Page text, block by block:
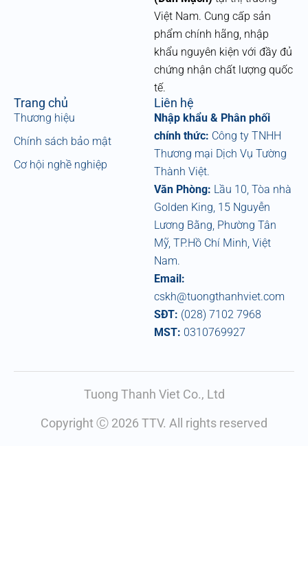
Việt Nam. Cung cấp sản
phẩm chính hãng, nhập
khẩu nguyên kiện với đầy đủ
chứng nhận chất lượng quốc
tế.
Trang chủ
Thương hiệu
Chính sách bảo mật
Cơ hội nghề nghiệp
Liên hệ
Nhập khẩu & Phân phối
chính thức: Công ty TNHH
Thương mại Dịch Vụ Tường
Thành Việt.
Văn Phòng: Lầu 10, Tòa nhà
Golden King, 15 Nguyễn
Lương Bằng, Phường Tân
Mỹ, TP.Hồ Chí Minh, Việt
Nam.
Email:
cskh@tuongthanhviet.com
SĐT: (028) 7102 7968
MST: 0310769927
Tuong Thanh Viet Co., Ltd
Copyright Ⓒ 2026 TTV. All rights reserved